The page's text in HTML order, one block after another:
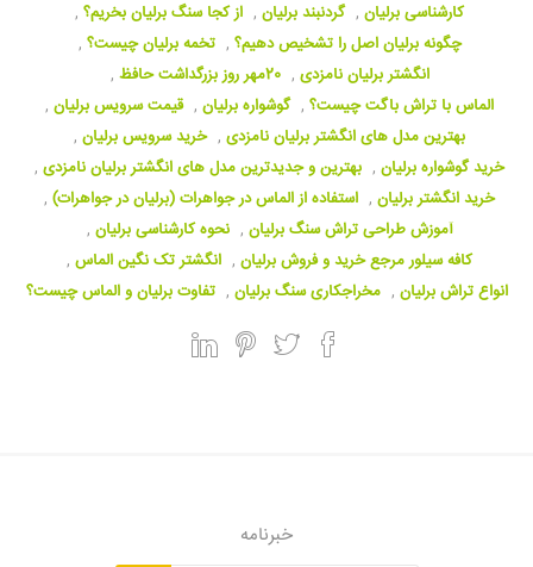
کارشناسی برلیان , گردنبند برلیان , از کجا سنگ برلیان بخریم؟ ,
چگونه برلیان اصل را تشخیص دهیم؟ , تخمه برلیان چیست؟ ,
انگشتر برلیان نامزدی , 20مهر روز بزرگداشت حافظ
,
الماس با تراش باگت چیست؟ , گوشواره برلیان , قیمت سرویس برلیان ,
بهترین مدل های انگشتر برلیان نامزدی , خرید سرویس برلیان ,
خرید گوشواره برلیان , بهترین و جدیدترین مدل های انگشتر برلیان نامزدی ,
خرید انگشتر برلیان , استفاده از الماس در جواهرات (برلیان در جواهرات) ,
آموزش طراحی تراش سنگ برلیان , نحوه کارشناسی برلیان ,
کافه سیلور مرجع خرید و فروش برلیان , انگشتر تک نگین الماس ,
انواع تراش برلیان , مخراجکاری سنگ برلیان , تفاوت برلیان و الماس چیست؟
خبرنامه